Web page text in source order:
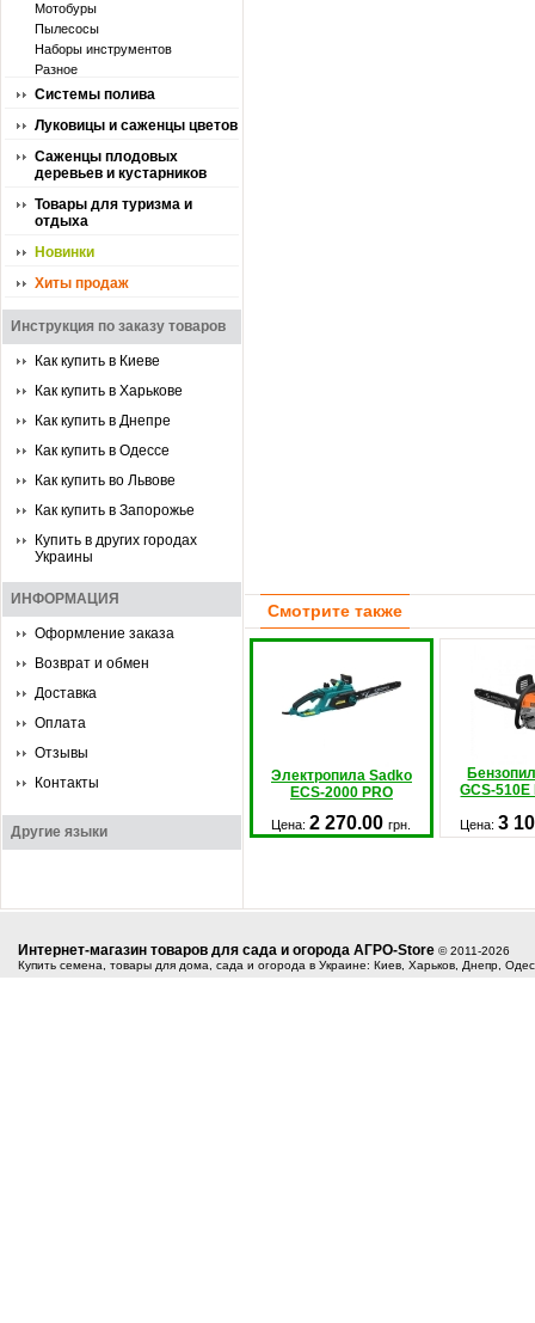
Мотобуры
Пылесосы
Наборы инструментов
Разное
Системы полива
Луковицы и саженцы цветов
Саженцы плодовых
деревьев и кустарников
Товары для туризма и
отдыха
Новинки
Хиты продаж
Инструкция по заказу товаров
Как купить в Киеве
Как купить в Харькове
Как купить в Днепре
Как купить в Одессе
Как купить во Львове
Как купить в Запорожье
Купить в других городах
Украины
ИНФОРМАЦИЯ
Оформление заказа
Возврат и обмен
Доставка
Оплата
Отзывы
Контакты
Другие языки
Смотрите также
Электропила Sadko
ECS-2000 PRO
GCS-510E
Цена:2 270.00грн. Цена: 3
Интернет-магазин товаров для сада и огорода АГРО-Store © 2011-2026
Купить семена, товары для дома, сада и огорода в Украине: Киев, Харьков, Днепр,